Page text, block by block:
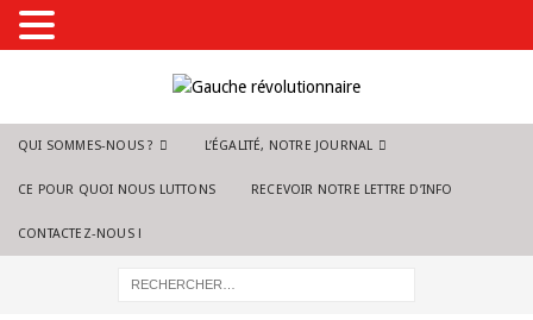
QUI SOMMES-NOUS ? L’ÉGALITÉ, NOTRE JOURNAL
CE POUR QUOI NOUS LUTTONS RECEVOIR NOTRE LETTRE D’INFO
CONTACTEZ-NOUS !